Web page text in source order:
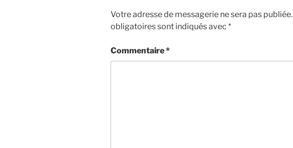
Votre adresse de messagerie ne sera pas publiée.
obligatoires sont indiqués avec *
Commentaire*